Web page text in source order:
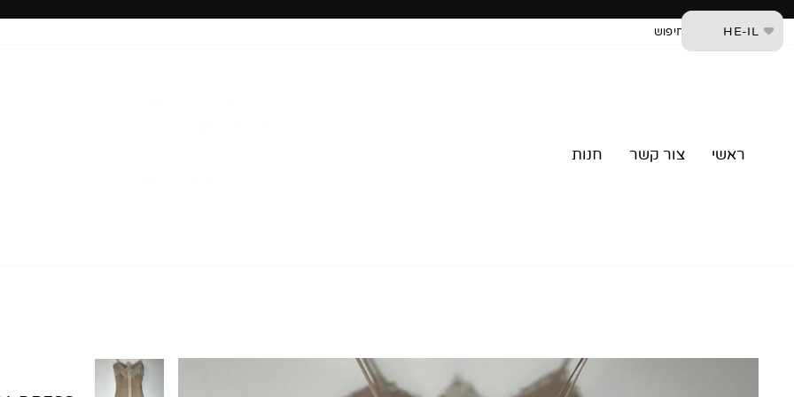
דלג
צור קשר חיפוש
ראשי צור קשר חנות
HE-IL